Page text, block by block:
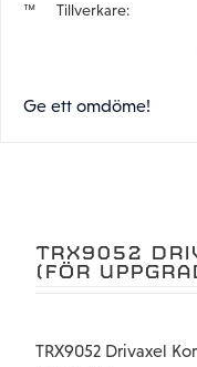
Tillverkare
Ge ett omdöme!
TRX9052
(FÖR
TRX9052 Drivaxel